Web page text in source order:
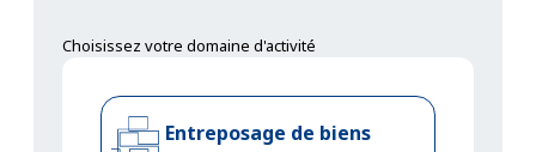
Choisissez votre domaine d'activité
Entreposage de biens